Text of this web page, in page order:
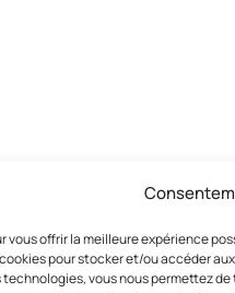
vous offrir la meilleure expérience
pour stocker et/ou accéder
technologies, vous nous permettez